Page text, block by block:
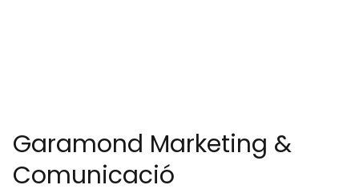
Garamond Marketing &
Comunicació